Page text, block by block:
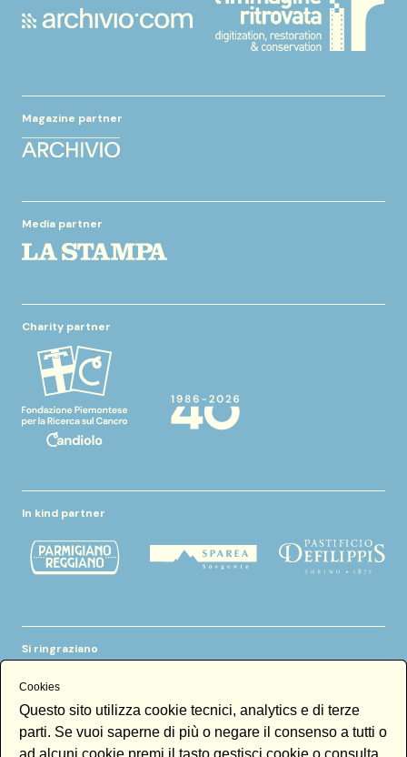
Magazine partner
Media partner
Charity partner
In kind partner
Si ringraziano
Cookies
Questo sito utilizza cookie tecnici, analytics e di terze
parti. Se vuoi saperne di più o negare il consenso a tutti o
ad alcuni cookie premi il tasto gestisci cookie o consulta